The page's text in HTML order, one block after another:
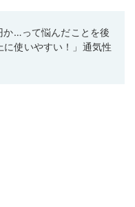
か…って悩んだことを後
に使いやすい！」通気性